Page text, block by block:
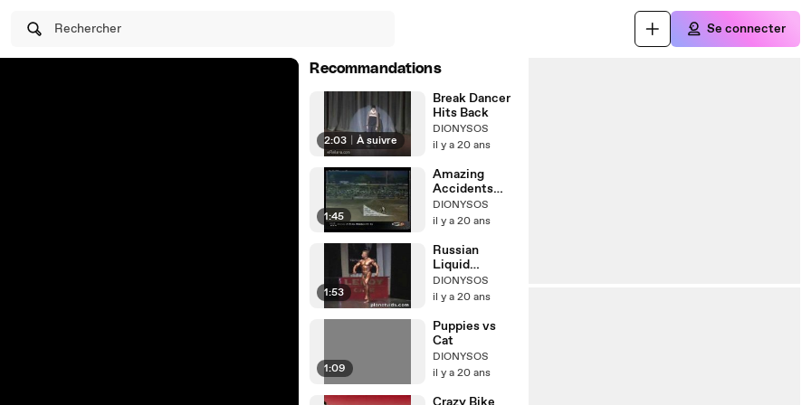
Rechercher Se connecter
Recommandations
2:03 À suivre
Break Dancer
Hits Back
DIONYSOS
il y a 20 ans
1:45
Amazing
Accidents
Compilaion
DIONYSOS
il y a 20 ans
1:53
Russian
Liquid
Bodybuilder
DIONYSOS
il y a 20 ans
1:09
Puppies vs
Cat
DIONYSOS
il y a 20 ans